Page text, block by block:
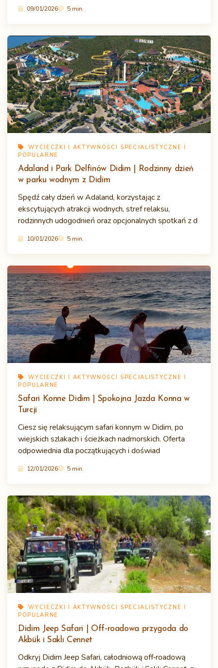
09/01/2026 5 min.
WYCIECZKI I AKTYWNOŚCI SPECJALISTYCZNE I
POPULARNE
Adaland i Park Delfinów Didim | Rodzinny dzień
w parku wodnym z Didim
Spędź cały dzień w Adaland, korzystając z
ekscytujących atrakcji wodnych, stref relaksu,
rodzinnych udogodnień oraz opcjonalnych spotkań z d
10/01/2026 5 min.
WYCIECZKI I AKTYWNOŚCI SPECJALISTYCZNE I
POPULARNE
Safari Konne Didim | Spokojna Jazda Konna w
Turcji
Ciesz się relaksującym safari konnym w Didim, po
wiejskich szlakach i ścieżkach nadmorskich. Oferta
odpowiednia dla początkujących i doświad
12/01/2026 5 min.
WYCIECZKI I AKTYWNOŚCI SPECJALISTYCZNE I
POPULARNE
Didim Jeep Safari | Off‑roadowa przygoda do
Akbük i Saklı Cennet
Odkryj Didim Jeep Safari, całodniową off‑roadową